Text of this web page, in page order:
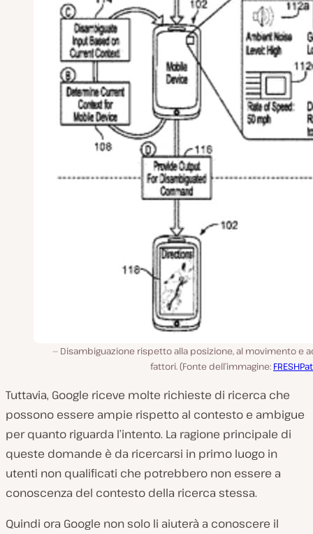
Disambiguazione rispetto alla posizione, al movimento e
fattori. (Fonte dell’immagine:
Tuttavia, Google riceve molte richieste di ricerca che
possono essere ampie rispetto al contesto e ambigue
per quanto riguarda l’intento. La ragione principale di
queste domande è da ricercarsi in primo luogo in
utenti non qualificati che potrebbero non essere a
conoscenza del contesto della ricerca stessa.
Quindi ora Google non solo li aiuterà a conoscere il